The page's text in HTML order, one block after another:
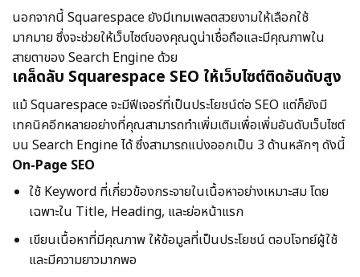
นอกจากนี้ Squarespace ยังมีเทมเพลตสวยงามให้เลือกใช้
มากมาย ซึ่งจะช่วยให้เว็บไซต์ของคุณดูน่าเชื่อถือและมีคุณภาพใน
สายตาของ Search Engine ด้วย
เคล็ดลับ Squarespace SEO ให้เว็บไซต์ติดอันดับสูง
แม้ Squarespace จะมีฟีเจอร์ที่เป็นประโยชน์ต่อ SEO แต่ก็ยังมี
เทคนิคอีกหลายอย่างที่คุณสามารถทําเพิ่มเติมเพื่อเพิ่มอันดับเว็บไซต์
บน Search Engine ได้ ซึ่งสามารถแบ่งออกเป็น 3 ด้านหลักๆ ดังนี้
On-Page SEO
ใช้ Keyword ที่เกี่ยวข้องกระจายในเนื้อหาอย่างเหมาะสม โดย
เฉพาะใน Title, Heading, และย่อหน้าแรก
เขียนเนื้อหาที่มีคุณภาพ ให้ข้อมูลที่เป็นประโยชน์ ตอบโจทย์ผู้ใช้
และมีความยาวมากพอ